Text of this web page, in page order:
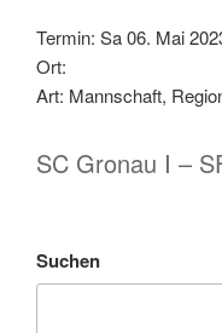
Termin: Sa 06. Mai
Ort:
Art: Mannschaft,
SC Gronau I –
Suchen